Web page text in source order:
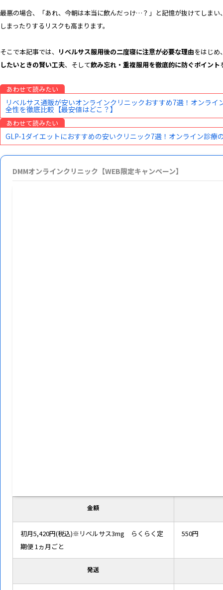
最悪の場合、「あれ、今朝は本当に飲んだっけ…？」と記憶が抜けてしまい
しまったりするリスクも高まります。
そこで本記事では、 リベルサス服用後の二度寝に注意が必要な理由をはじめ
したいときの賢い工夫、そして飲み忘れ・重複服用を徹底的に防ぐポイント
あわせて読みたい
リベルサス通販が安いオンラインクリニックおすすめ7選！オンラ
全性を徹底比較【最安値はどこ？】
あわせて読みたい
GLP-1ダイエットにおすすめの安いクリニック7選！オンライン診療
DMMオンラインクリニック【WEB限定キャンペーン】
金額
初月5,420円(税込)※リベルサス3mg らくらく定
期便 1ヵ月ごと
550円
発送